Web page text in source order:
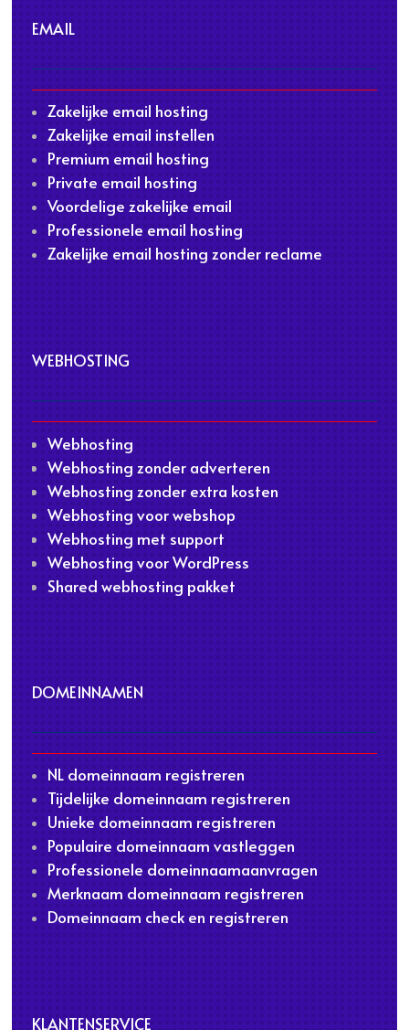
EMAIL
Zakelijke email hosting
Zakelijke email instellen
Premium email hosting
Private email hosting
Voordelige zakelijke email
Professionele email hosting
Zakelijke email hosting zonder reclame
WEBHOSTING
Webhosting
Webhosting zonder adverteren
Webhosting zonder extra kosten
Webhosting voor webshop
Webhosting met support
Webhosting voor WordPress
Shared webhosting pakket
DOMEINNAMEN
NL domeinnaam registreren
Tijdelijke domeinnaam registreren
Unieke domeinnaam registreren
Populaire domeinnaam vastleggen
Professionele domeinnaamaanvragen
Merknaam domeinnaam registreren
Domeinnaam check en registreren
KLANTENSERVICE